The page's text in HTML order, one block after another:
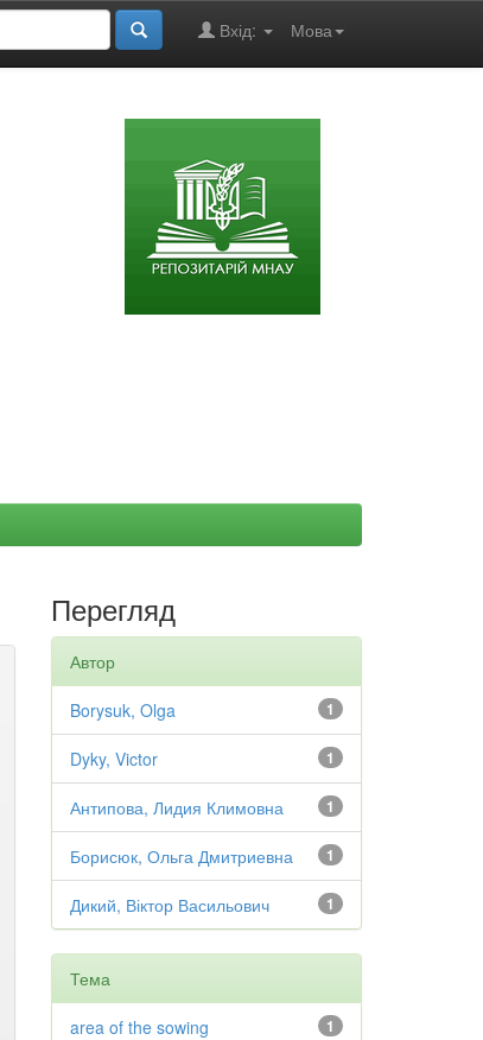
Мова
Вхід:
Перегляд
Автор
1
Borysuk, Olga
1
Dyky, Victor
1
Антипова, Лидия Климовна
1
Борисюк, Ольга Дмитриевна
1
Дикий, Віктор Васильович
Тема
1
area of the sowing